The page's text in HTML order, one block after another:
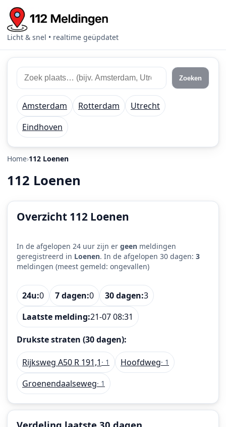
Licht & snel • realtime geüpdatet
Zoek
112
meldingen
Zoek
plaats
of
regio
Zoeken
Amsterdam Rotterdam
Utrecht
Eindhoven
Home 112 Loenen
112 Loenen
Overzicht 112 Loenen
In de afgelopen 24 uur zijn er geen meldingen
geregistreerd in Loenen. In de afgelopen 30 dagen: 3
meldingen (meest gemeld: ongevallen)
24u:0 7 dagen:0 30 dagen:3
Laatste melding:21-07 08:31
Drukste straten (30 dagen):
Rijksweg A50 R 191,1 · 1 Hoofdweg· 1
Groenendaalseweg· 1